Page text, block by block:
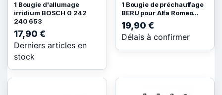
1 Bougie d'allumage
irridium BOSCH 0 242
240 653
17,90 €
Derniers articles en
stock
1 Bougie de préchauffage
BERU pour Alfa Romeo...
19,90 €
Délais à confirmer